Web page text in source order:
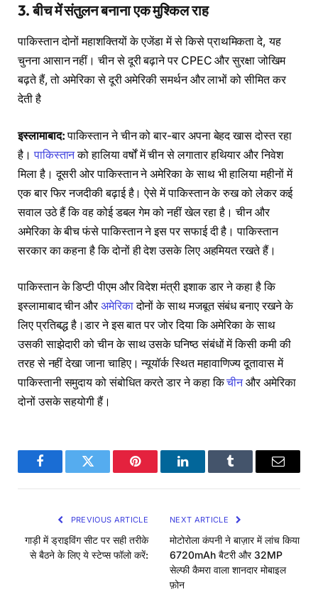
3.बीच में संतुलन बनाना एक मुश्किल राह
पाकिस्तान दोनों महाशक्तियों के एजेंडा में से किसे प्राथमिकता दे, यह
चुनना आसान नहीं। चीन से दूरी बढ़ाने पर CPEC और सुरक्षा जोखिम
बढ़ते हैं, तो अमेरिका से दूरी अमेरिकी समर्थन और लाभों को सीमित कर
देती है
इस्लामाबाद:पाकिस्तान ने चीन को बार-बार अपना बेहद खास दोस्त रहा
है।पाकिस्तानको हालिया वर्षों में चीन से लगातार हथियार और निवेश
मिला है। दूसरी ओर पाकिस्तान ने अमेरिका के साथ भी हालिया महीनों में
एक बार फिर नजदीकी बढ़ाई है। ऐसे में पाकिस्तान के रुख को लेकर कई
सवाल उठे हैं कि वह कोई डबल गेम को नहीं खेल रहा है। चीन और
अमेरिका के बीच फंसे पाकिस्तान ने इस पर सफाई दी है। पाकिस्तान
सरकार का कहना है कि दोनों ही देश उसके लिए अहमियत रखते हैं।
पाकिस्तान के डिप्टी पीएम और विदेश मंत्री इशाक डार ने कहा है कि
इस्लामाबाद चीन औरअमेरिकादोनों के साथ मजबूत संबंध बनाए रखने के
लिए प्रतिबद्ध है।डार ने इस बात पर जोर दिया कि अमेरिका के साथ
उसकी साझेदारी को चीन के साथ उसके घनिष्ठ संबंधों में किसी कमी की
तरह से नहीं देखा जाना चाहिए। न्यूयॉर्क स्थित महावाणिज्य दूतावास में
पाकिस्तानी समुदाय को संबोधित करते डार ने कहा किचीनऔर अमेरिका
दोनों उसके सहयोगी हैं।
FacebookTwitter Pinterest LinkedInTumblr Email
PREVIOUS ARTICLE
गाड़ी में ड्राइविंग सीट पर सही तरीके
से बैठने के लिए ये स्टेप्स फॉलो करें:
NEXT ARTICLE
मोटोरोला कंपनी ने बाज़ार में लांच किया
6720mAh बैटरी और 32MP
सेल्फी कैमरा वाला शानदार मोबाइल
फ़ोन